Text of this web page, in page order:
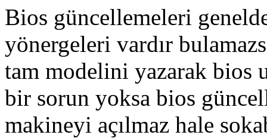
Bios güncellemeleri
yönergeleri vardır
tam modelini yazarak bios
bir sorun yoksa bios
makineyi açılmaz hale